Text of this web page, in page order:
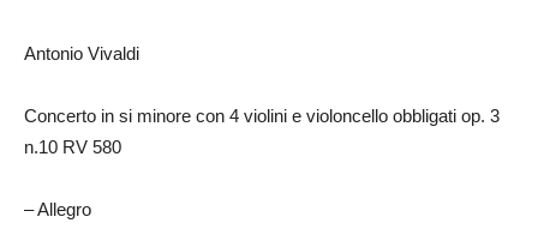
Antonio Vivaldi
Concerto in si minore con 4 violini e violoncello obbligati op. 3
n.10 RV 580
– Allegro